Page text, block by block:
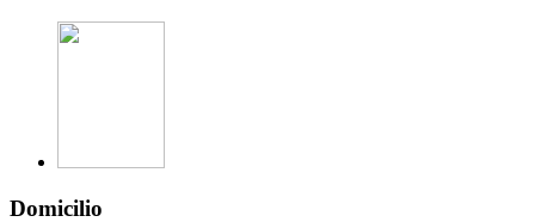
Domicilio